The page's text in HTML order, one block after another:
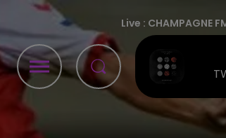
Live : CHAMPAGNE